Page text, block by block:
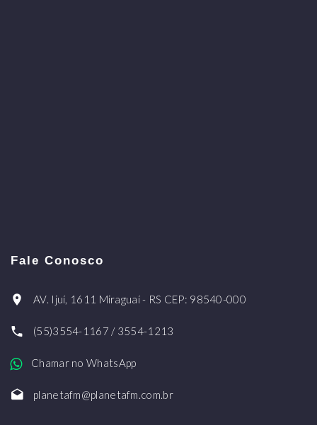
Fale Conosco
AV. Ijuí, 1611 Miraguaí - RS CEP: 98540-000
(55)3554-1167 / 3554-1213
Chamar no WhatsApp
planetafm@planetafm.com.br